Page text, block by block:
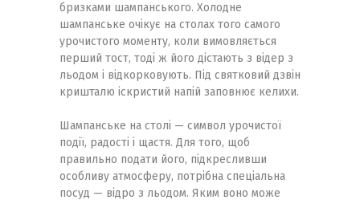
бризками шампанського. Холодне
шампанське очікує на столах того самого
урочистого моменту, коли вимовляється
перший тост, тоді ж його дістають з відер з
льодом і відкорковують. Під святковий дзвін
кришталю іскристий напій заповнює келихи.
Шампанське на столі — символ урочистої
події, радості і щастя. Для того, щоб
правильно подати його, підкресливши
особливу атмосферу, потрібна спеціальна
посуд — відро з льодом. Яким воно може